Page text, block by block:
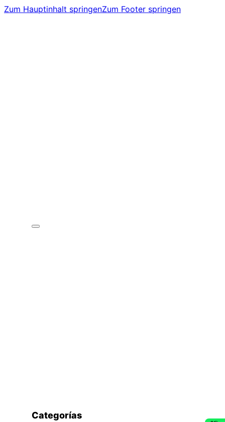
Zum Hauptinhalt springenZum Footer springen
Categorías